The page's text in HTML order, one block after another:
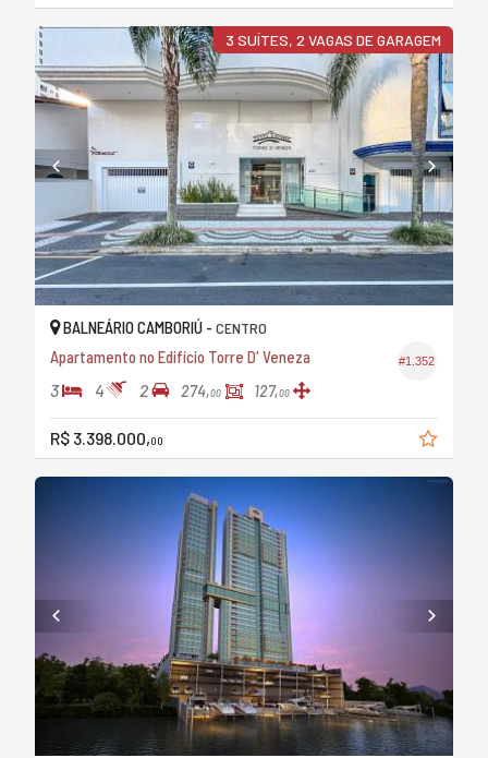
3 SUÍTES, 2 VAGAS DE GARAGEM
#1.352
BALNEÁRIO CAMBORIÚ - CENTRO
Apartamento no Edifício Torre D' Veneza
3 4 2 274,00 127,00
R$ 3.398.000,00